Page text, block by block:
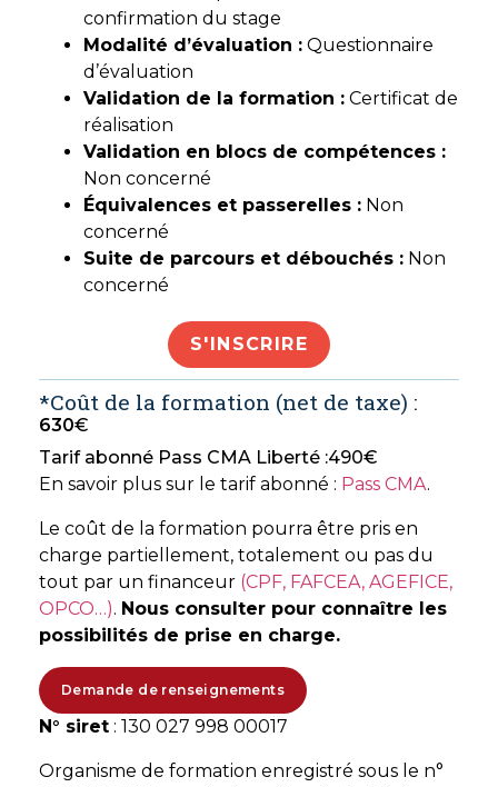
confirmation du stage
Modalité d’évaluation : Questionnaire
d’évaluation
Validation de la formation : Certificat de
réalisation
Validation en blocs de compétences :
Non concerné
Équivalences et passerelles : Non
concerné
Suite de parcours et débouchés : Non
concerné
S'INSCRIRE
*Coût de la formation (net de taxe) :
630€
Tarif abonné Pass CMA Liberté :490€
En savoir plus sur le tarif abonné : Pass CMA.
Le coût de la formation pourra être pris en
charge partiellement, totalement ou pas du
tout par un financeur (CPF, FAFCEA, AGEFICE,
OPCO…). Nous consulter pour connaître les
possibilités de prise en charge.
Demande de renseignements
N° siret : 130 027 998 00017
Organisme de formation enregistré sous le n°